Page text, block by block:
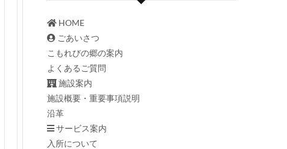
HOME
ごあいさつ
こもれびの郷の案内
よくあるご質問
施設案内
施設概要・重要事項説明
沿革
サービス案内
入所について